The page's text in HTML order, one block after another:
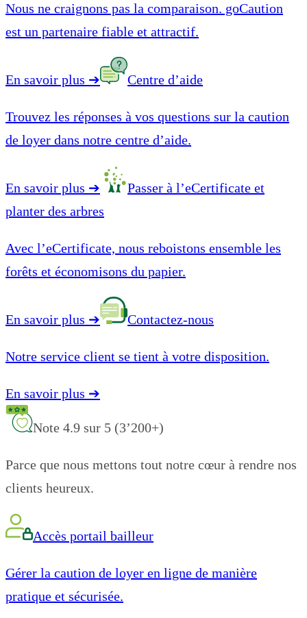
Nous ne craignons pas la comparaison. goCaution
est un partenaire fiable et attractif.
En savoir plus ➔ Centre d’aide
Trouvez les réponses à vos questions sur la caution
de loyer dans notre centre d’aide.
En savoir plus ➔
Passer à l’eCertificate et
planter des arbres
Avec l’eCertificate, nous reboistons ensemble les
forêts et économisons du papier.
En savoir plus ➔ Contactez-nous
Notre service client se tient à votre disposition.
En savoir plus ➔
Note 4.9 sur 5 (3’200+)
Parce que nous mettons tout notre cœur à rendre nos
clients heureux.
Accès portail bailleur
Gérer la caution de loyer en ligne de manière
pratique et sécurisée.